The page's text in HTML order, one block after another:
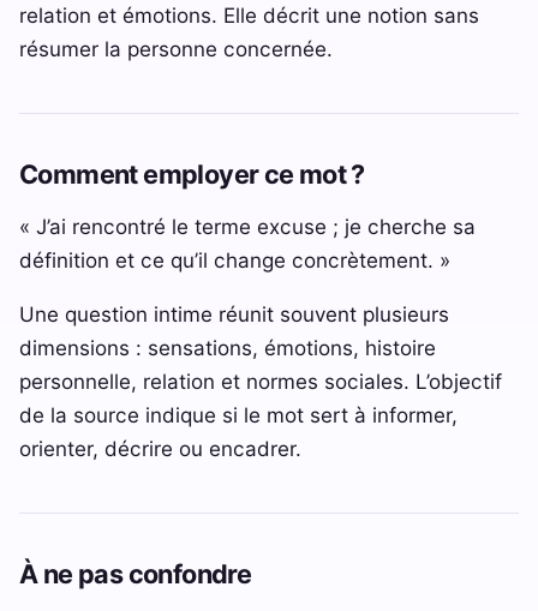
relation et émotions. Elle décrit une notion sans
résumer la personne concernée.
Comment employer ce mot ?
« J’ai rencontré le terme excuse ; je cherche sa
définition et ce qu’il change concrètement. »
Une question intime réunit souvent plusieurs
dimensions : sensations, émotions, histoire
personnelle, relation et normes sociales. L’objectif
de la source indique si le mot sert à informer,
orienter, décrire ou encadrer.
À ne pas confondre